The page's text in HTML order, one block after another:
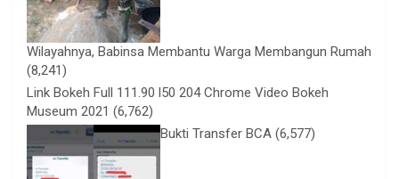
Wilayahnya, Babinsa Membantu Warga Membangun Rumah
(8,241)
Link Bokeh Full 111.90 l50 204 Chrome Video Bokeh
Museum 2021 (6,762)
Bukti Transfer BCA (6,577)